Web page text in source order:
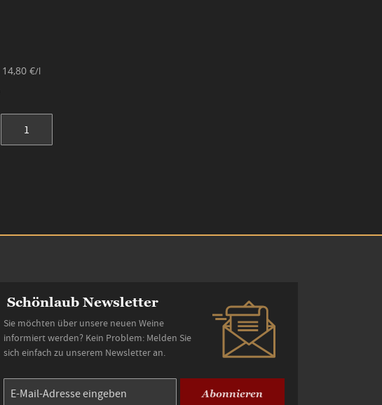
14,80 €/l
Schönlaub Newsletter
Sie möchten über unsere neuen Weine
informiert werden? Kein Problem: Melden Sie
sich einfach zu unserem Newsletter an.
Abonnieren